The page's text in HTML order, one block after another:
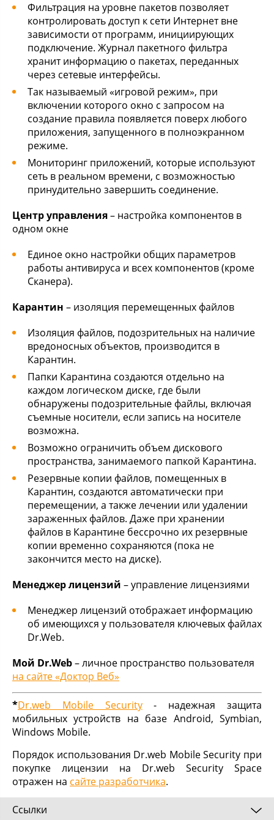
Фильтрация на уровне пакетов позволяет
контролировать доступ к сети Интернет вне
зависимости от программ, инициирующих
подключение. Журнал пакетного фильтра
хранит информацию о пакетах, переданных
через сетевые интерфейсы.
Так называемый «игровой режим», при
включении которого окно с запросом на
создание правила появляется поверх любого
приложения, запущенного в полноэкранном
режиме.
Мониторинг приложений, которые используют
сеть в реальном времени, с возможностью
принудительно завершить соединение.
Центр управления– настройка компонентов в
одном окне
Единое окно настройки общих параметров
работы антивируса и всех компонентов (кроме
Сканера).
Карантин – изоляция перемещенных файлов
Изоляция файлов, подозрительных на наличие
вредоносных объектов, производится в
Карантин.
Папки Карантина создаются отдельно на
каждом логическом диске, где были
обнаружены подозрительные файлы, включая
съемные носители, если запись на носителе
возможна.
Возможно ограничить объем дискового
пространства, занимаемого папкой Карантина.
Резервные копии файлов, помещенных в
Карантин, создаются автоматически при
перемещении, а также лечении или удалении
зараженных файлов. Даже при хранении
файлов в Карантине бессрочно их резервные
копии временно сохраняются (пока не
закончится место на диске).
Менеджер лицензий – управление лицензиями
Менеджер лицензий отображает информацию
об имеющихся у пользователя ключевых файлах
Dr.Web.
Мой Dr.Web– личное пространство пользователя
на сайте «Доктор Веб»
*Dr.web Mobile Security- надежная защита
мобильных устройств на базе Android, Symbian,
Windows Mobile.
Порядок использования Dr.web Mobile Security при
покупке лицензии на Dr.web Security Space
отражен на сайте разработчика.
Ссылки